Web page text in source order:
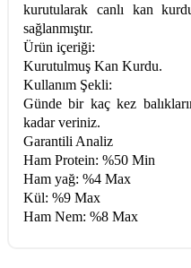
kurutularak canlı kan
sağlanmıştır.
Ürün içeriği:
Kurutulmuş Kan Kurdu.
Kullanım Şekli:
Günde bir kaç kez
kadar veriniz.
Garantili Analiz
Ham Protein: %50 Min
Ham yağ: %4 Max
Kül: %9 Max
Ham Nem: %8 Max